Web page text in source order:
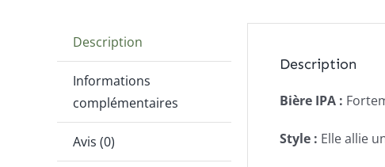
Description
Informations
complémentaires
Avis (0)
Description
Bière IPA :
Style : Elle allie